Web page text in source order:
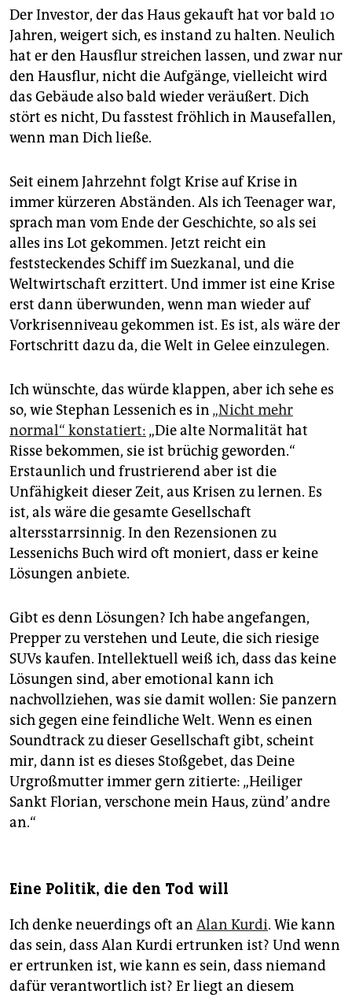
Der Investor, der das Haus gekauft hat vor bald 10
Jahren, weigert sich, es instand zu halten. Neulich
hat er den Hausflur streichen lassen, und zwar nur
den Hausflur, nicht die Aufgänge, vielleicht wird
das Gebäude also bald wieder veräußert. Dich
stört es nicht, Du fasstest fröhlich in Mausefallen,
wenn man Dich ließe.
Seit einem Jahrzehnt folgt Krise auf Krise in
immer kürzeren Abständen. Als ich Teenager war,
sprach man vom Ende der Geschichte, so als sei
alles ins Lot gekommen. Jetzt reicht ein
feststeckendes Schiff im Suezkanal, und die
Weltwirtschaft erzittert. Und immer ist eine Krise
erst dann überwunden, wenn man wieder auf
Vorkrisenniveau gekommen ist. Es ist, als wäre der
Fortschritt dazu da, die Welt in Gelee einzulegen.
Ich wünschte, das würde klappen, aber ich sehe es
so, wie Stephan Lessenich es in „Nicht mehr
normal“ konstatiert: „Die alte Normalität hat
Risse bekommen, sie ist brüchig geworden.“
Erstaunlich und frustrierend aber ist die
Unfähigkeit dieser Zeit, aus Krisen zu lernen. Es
ist, als wäre die gesamte Gesellschaft
altersstarrsinnig. In den Rezensionen zu
Lessenichs Buch wird oft moniert, dass er keine
Lösungen anbiete.
Gibt es denn Lösungen? Ich habe angefangen,
Prepper zu verstehen und Leute, die sich riesige
SUVs kaufen. Intellektuell weiß ich, dass das keine
Lösungen sind, aber emotional kann ich
nachvollziehen, was sie damit wollen: Sie panzern
sich gegen eine feindliche Welt. Wenn es einen
Soundtrack zu dieser Gesellschaft gibt, scheint
mir, dann ist es dieses Stoßgebet, das Deine
Urgroßmutter immer gern zitierte: „Heiliger
Sankt Florian, verschone mein Haus, zünd’ andre
an.“
Eine Politik, die den Tod will
Ich denke neuerdings oft an Alan Kurdi. Wie kann
das sein, dass Alan Kurdi ertrunken ist? Und wenn
er ertrunken ist, wie kann es sein, dass niemand
dafür verantwortlich ist? Er liegt an diesem